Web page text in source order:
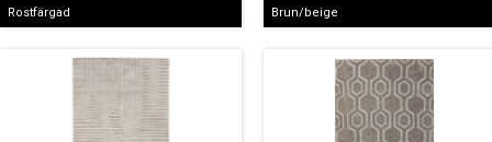
Rostfärgad Brun/beige